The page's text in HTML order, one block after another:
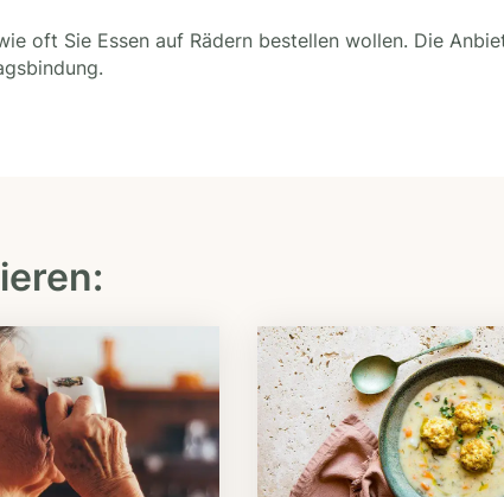
oft Sie Essen auf Rädern bestellen wollen. Die